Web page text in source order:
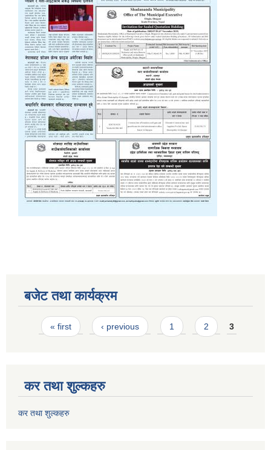
बजेट तथा कार्यक्रम
Pages
« first ‹ previous 1 2 3
कर तथा शुल्कहरु
कर तथा शुल्कहरु